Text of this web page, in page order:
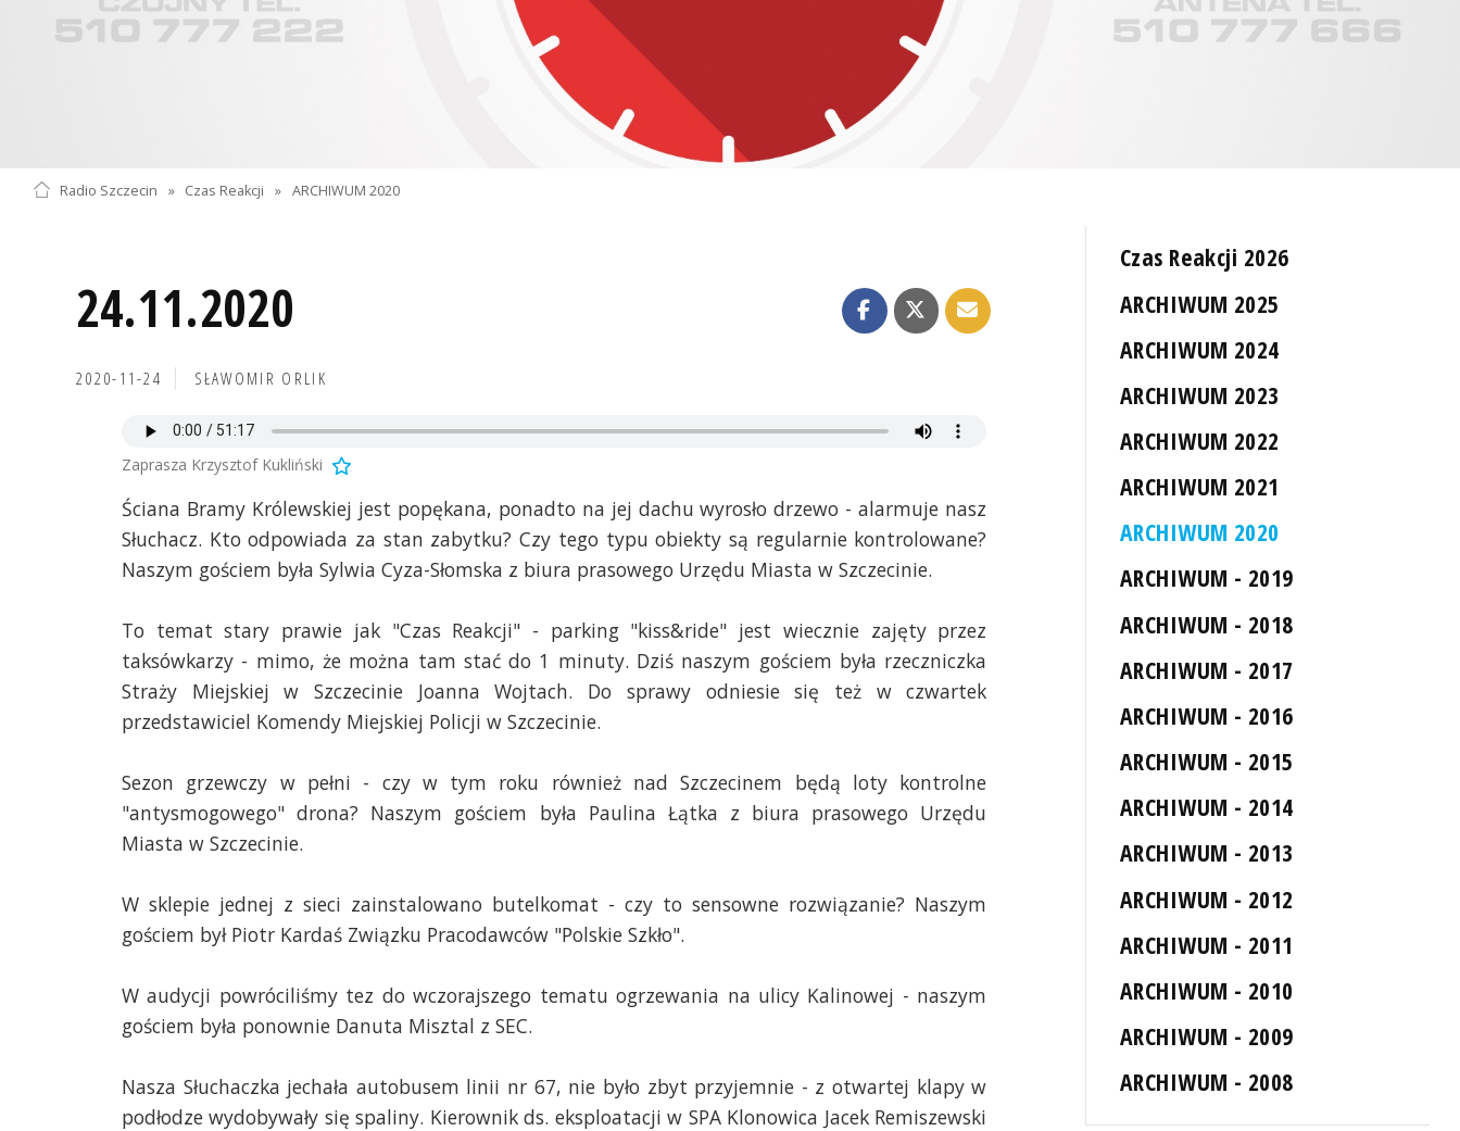
Radio Szczecin » Czas Reakcji » ARCHIWUM 2020
24.11.2020
2020-11-24 SŁAWOMIR ORLIK
Zaprasza Krzysztof Kukliński
Ściana Bramy Królewskiej jest popękana, ponadto na jej dachu wyrosło drzewo - alarmuje nasz
Słuchacz. Kto odpowiada za stan zabytku? Czy tego typu obiekty są regularnie kontrolowane?
Naszym gościem była Sylwia Cyza-Słomska z biura prasowego Urzędu Miasta w Szczecinie.
To temat stary prawie jak "Czas Reakcji" - parking "kiss&ride" jest wiecznie zajęty przez
taksówkarzy - mimo, że można tam stać do 1 minuty. Dziś naszym gościem była rzeczniczka
Straży Miejskiej w Szczecinie Joanna Wojtach. Do sprawy odniesie się też w czwartek
przedstawiciel Komendy Miejskiej Policji w Szczecinie.
Sezon grzewczy w pełni - czy w tym roku również nad Szczecinem będą loty kontrolne
"antysmogowego" drona? Naszym gościem była Paulina Łątka z biura prasowego Urzędu
Miasta w Szczecinie.
W sklepie jednej z sieci zainstalowano butelkomat - czy to sensowne rozwiązanie? Naszym
gościem był Piotr Kardaś Związku Pracodawców "Polskie Szkło".
W audycji powróciliśmy tez do wczorajszego tematu ogrzewania na ulicy Kalinowej - naszym
gościem była ponownie Danuta Misztal z SEC.
Nasza Słuchaczka jechała autobusem linii nr 67, nie było zbyt przyjemnie - z otwartej klapy w
podłodze wydobywały się spaliny. Kierownik ds. eksploatacji w SPA Klonowica Jacek Remiszewski
Czas Reakcji 2026
ARCHIWUM 2025
ARCHIWUM 2024
ARCHIWUM 2023
ARCHIWUM 2022
ARCHIWUM 2021
ARCHIWUM 2020
ARCHIWUM - 2019
ARCHIWUM - 2018
ARCHIWUM - 2017
ARCHIWUM - 2016
ARCHIWUM - 2015
ARCHIWUM - 2014
ARCHIWUM - 2013
ARCHIWUM - 2012
ARCHIWUM - 2011
ARCHIWUM - 2010
ARCHIWUM - 2009
ARCHIWUM - 2008